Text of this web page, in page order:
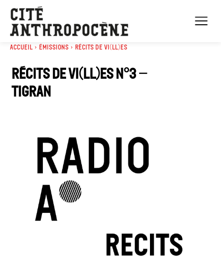
Accueil Émissions Récits de Vi(ll)es
Récits de vi(ll)es n°3 –
Tigran